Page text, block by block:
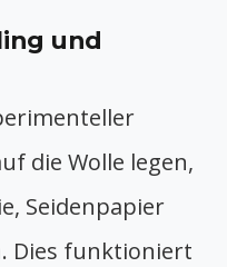
und
die Wolle legen,
Seidenpapier
Dies funktioniert